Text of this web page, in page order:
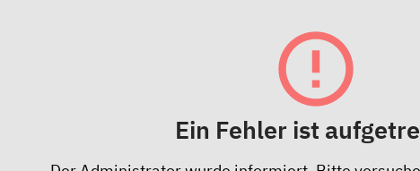
Ein Fehler ist